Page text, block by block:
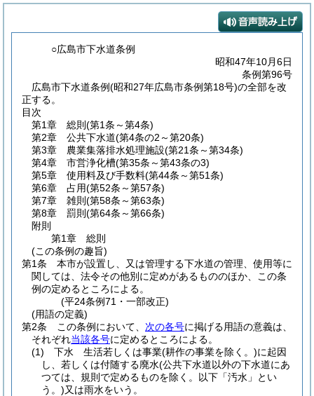
○広島市下水道条例
昭和47年10月6日
条例第96号
広島市下水道条例(昭和27年広島市条例第18号)の全部を改
正する。
目次
第1章
総則 (第1条～第4条)
第2章
公共下水道(第4条の2～第20条)
第3章
農業集落排水処理施設(第21条～第34条)
第4章
市営浄化槽(第35条～第43条の3)
第5章
使用料及び手数料(第44条～第51条)
第6章
占用(第52条～第57条)
第7章
雑則 (第58条～第63条)
第8章
罰則 (第64条～第66条)
附則
第1章
総則
(この条例の趣旨)
第1条
本市が設置し、又は管理する下水道の管理、使用等に
関しては、法令その他別に定めがあるもののほか、この条
例の定めるところによる。
(平24条例71・一部改正)
(用語の定義)
第2条
この条例において、 次の各号に掲げる用語の意義は、
それぞれ当該各号に定めるところによる。
(1)
下水 生活若しくは事業(耕作の事業を除く。)に起因
し、若しくは付随する廃水(公共下水道以外の下水道にあ
つては、規則で定めるものを除く。以下「汚水」とい
う。)又は雨水をいう。